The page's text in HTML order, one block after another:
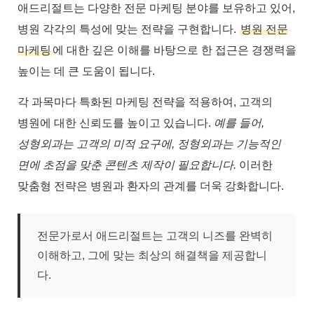
애드리절트는 다양한 전문 마케팅 분야를 보유하고 있어,
병원 각각의 특성에 맞는 전략을 구현합니다. 병원 전문
마케팅에 대한 깊은 이해를 바탕으로 한 접근은 경쟁력을
높이는 데 큰 도움이 됩니다.
각 과목마다 특화된 마케팅 전략을 적용하여, 고객의
병원에 대한 신뢰도를 높이고 있습니다. 예를 들어,
성형외과는 고객의 미적 요구에, 정형외과는 기능적인
면에 초점을 맞춘 콘텐츠 제작이 필요합니다. 이러한
맞춤형 전략은 병원과 환자의 관계를 더욱 강화합니다.
전문가로서 애드리절트는 고객의 니즈를 완벽히
이해하고, 그에 맞는 최상의 해결책을 제공합니
다.